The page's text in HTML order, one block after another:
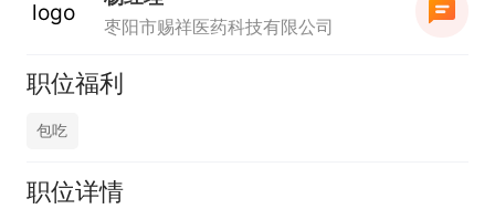
枣阳市赐祥医药科技有限公司
职位福利
包吃
职位详情